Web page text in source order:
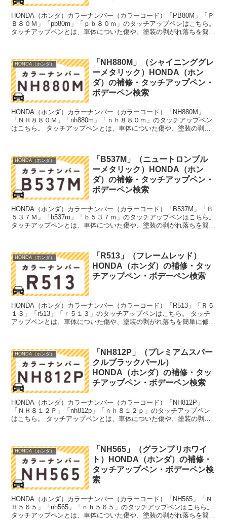
HONDA（ホンダ）カラーナンバー（カラーコード）「PB80M」「Ｐ
Ｂ８０Ｍ」「pb80m」「ｐｂ８０ｍ」のタッチアップペンはこちら。
タッチアップペンとは、車体についた傷や、塗装の剥がれ落ちを簡単
HONDA（ホンダ）
「NH880M」（シャイニンググレ
ーメタリック）HONDA（ホン
ダ）の補修・タッチアップペン・
ボデーペン検索
HONDA（ホンダ）カラーナンバー（カラーコード）「NH880M」
「ＮＨ８８０Ｍ」「nh880m」「ｎｈ８８０ｍ」のタッチアップペン
はこちら。 タッチアップペンとは、車体についた傷や、塗装の剥が
HONDA（ホンダ）
「B537M」（ニュートロンブル
ーメタリック）HONDA（ホン
ダ）の補修・タッチアップペン・
ボデーペン検索
HONDA（ホンダ）カラーナンバー（カラーコード）「B537M」「Ｂ
５３７Ｍ」「b537m」「ｂ５３７ｍ」のタッチアップペンはこちら。
タッチアップペンとは、車体についた傷や、塗装の剥がれ落ちを簡単
HONDA（ホンダ）
「R513」（フレームレッド）
HONDA（ホンダ）の補修・タッ
チアップペン・ボデーペン検索
HONDA（ホンダ）カラーナンバー（カラーコード）「R513」「Ｒ５
１３」「r513」「ｒ５１３」のタッチアップペンはこちら。 タッチ
アップペンとは、車体についた傷や、塗装の剥がれ落ちを簡単に修正
HONDA（ホンダ）
「NH812P」（プレミアムスパー
クルブラックパール）
HONDA（ホンダ）の補修・タッ
チアップペン・ボデーペン検索
HONDA（ホンダ）カラーナンバー（カラーコード）「NH812P」
「ＮＨ８１２Ｐ」「nh812p」「ｎｈ８１２ｐ」のタッチアップペン
はこちら。 タッチアップペンとは、車体についた傷や、塗装の剥が
HONDA（ホンダ）
「NH565」（グランプリホワイ
ト）HONDA（ホンダ）の補修・
タッチアップペン・ボデーペン検
索
HONDA（ホンダ）カラーナンバー（カラーコード）「NH565」「Ｎ
Ｈ５６５」「nh565」「ｎｈ５６５」のタッチアップペンはこちら。
タッチアップペンとは、車体についた傷や、塗装の剥がれ落ちを簡単